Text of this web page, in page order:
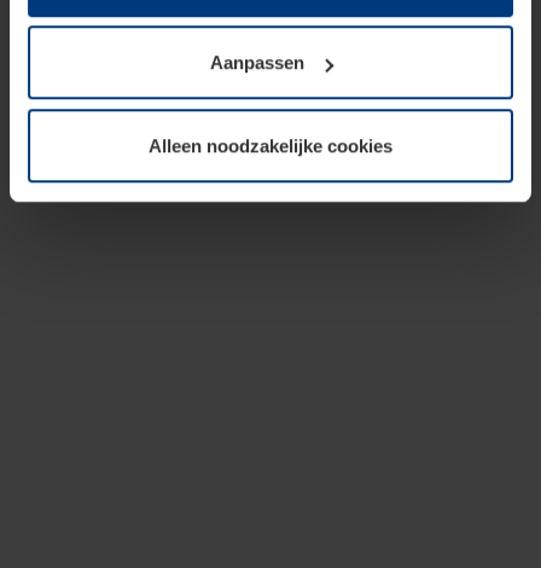
van deze pagina's absoluut vereist is. Voor alle andere
soorten cookies is uw toestemming benodigd. Uw
toestemming kunt u op elk moment bij de uitleg van de
wijzigen of herroepen.
Aanpassen
Alleen noodzakelijke cookies